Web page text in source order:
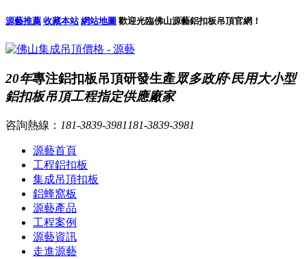
源藝推薦 收藏本站 網站地圖 歡迎光臨佛山源藝鋁扣板吊頂官網！
20年專注鋁扣板吊頂研發生產眾多政府·民用大小型
鋁扣板吊頂工程指定供應廠家
咨詢熱線： 181-3839-3981 181-3839-3981
源藝首頁
工程鋁扣板
集成吊頂扣板
鋁蜂窩板
源藝產品
工程案例
源藝資訊
走進源藝